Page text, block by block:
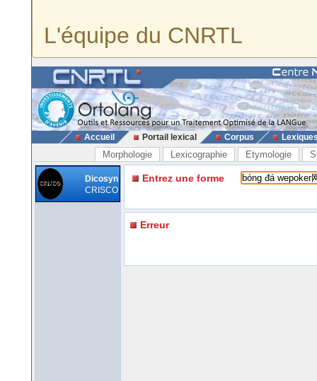
L'équipe du CNRTL
Accueil Portail lexical Corpus
Morphologie Lexicographie Etymologie
Dicosyn
CRISCO
Entrez une forme
Erreur